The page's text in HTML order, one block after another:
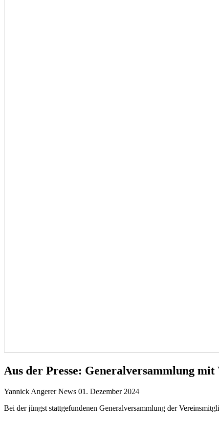
Aus der Presse: Generalversammlung
Yannick Angerer News 01. Dezember 2024
Bei der jüngst stattgefundenen Generalversammlung der